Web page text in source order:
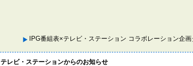
IPG番組表×テレビ・ステーション コラボレーション企
テレビ・ステーションからのお知らせ